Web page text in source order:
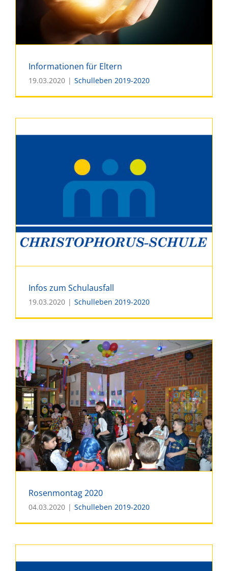
Informationen für Eltern
19.03.2020 | Schulleben 2019-2020
Infos zum Schulausfall
Infos zum Schulausfall
19.03.2020 | Schulleben 2019-2020
Rosenmontag 2020
Rosenmontag 2020
04.03.2020 | Schulleben 2019-2020